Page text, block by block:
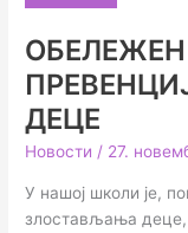
ДЕЦЕ
Новости / 27.
У нашој школи је,
злостављања